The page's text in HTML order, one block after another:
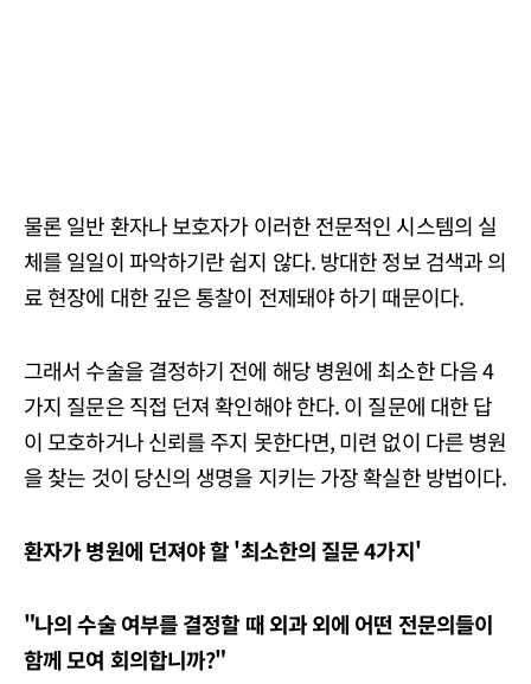
물론 일반 환자나 보호자가 이러한 전문적인 시스템의 실
체를 일일이 파악하기란 쉽지 않다. 방대한 정보 검색과 의
료 현장에 대한 깊은 통찰이 전제돼야 하기 때문이다.
그래서 수술을 결정하기 전에 해당 병원에 최소한 다음 4
가지 질문은 직접 던져 확인해야 한다. 이 질문에 대한 답
이 모호하거나 신뢰를 주지 못한다면, 미련 없이 다른 병원
을 찾는 것이 당신의 생명을 지키는 가장 확실한 방법이다.
환자가 병원에 던져야 할 '최소한의 질문 4가지'
"나의 수술 여부를 결정할 때 외과 외에 어떤 전문의들이
함께 모여 회의합니까?"